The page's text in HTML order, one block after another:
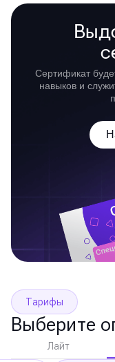
Сертификат
навыков и
Тарифы
Выберите
Лайт